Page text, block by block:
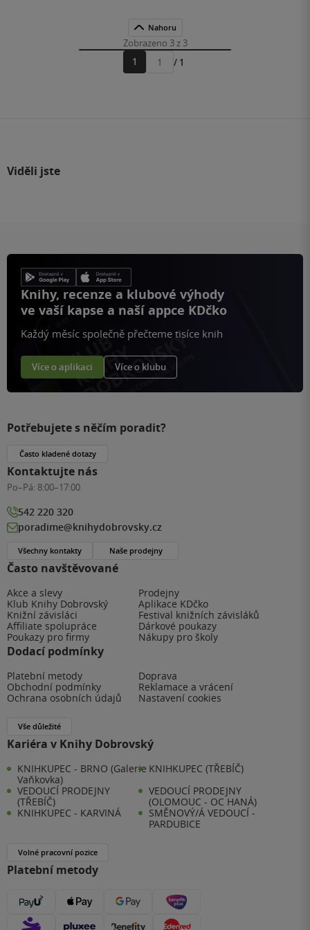
Nahoru
Zobrazeno 3 z 3
1
Přejít
/ 1
Viděli jste
Knihy, recenze a klubové výhody
ve vaší kapse a naší appce KDčko
Každý měsíc společně přečteme tisíce knih
Více o aplikaci Více o klubu
Často navštěvované
Akce a slevy
Prodejny
Klub Knihy Dobrovský
Aplikace KDčko
Knižní závisláci
Festival knižních závisláků
Affiliate spolupráce
Dárkové poukazy
Poukazy pro firmy
Nákupy pro školy
Dodací podmínky
Platební metody
Doprava
Obchodní podmínky
Reklamace a vrácení
Ochrana osobních údajů
Nastavení cookies
Vše důležité
Kariéra v Knihy Dobrovský
KNIHKUPEC - BRNO (Galerie
Vaňkovka)
KNIHKUPEC (TŘEBÍČ)
VEDOUCÍ PRODEJNY
(TŘEBÍČ)
VEDOUCÍ PRODEJNY
(OLOMOUC - OC HANÁ)
KNIHKUPEC - KARVINÁ
SMĚNOVÝ/Á VEDOUCÍ -
PARDUBICE
Volné pracovní pozice
Platební metody
Potřebujete s něčím poradit?
Často kladené dotazy
Kontaktujte nás
Po–Pá: 8:00–17:00
542 220 320
poradime@knihydobrovsky.cz
Všechny kontakty Naše prodejny